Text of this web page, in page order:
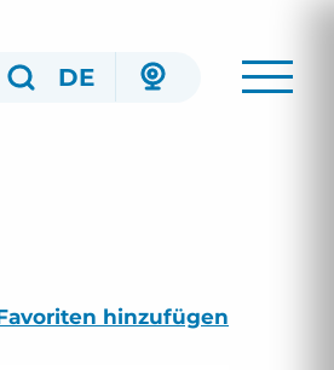
DE
aux favorishinzufügen